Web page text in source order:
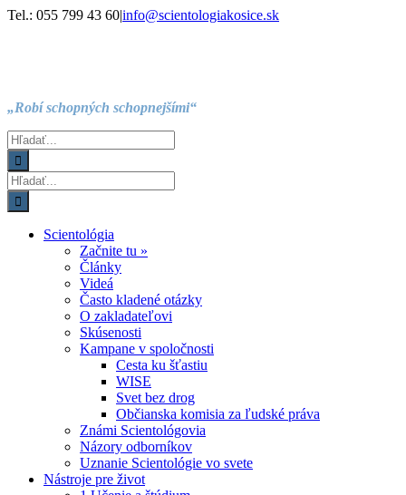
Skip
Facebook
Instagram
YouTube
Tel.: 055 799 43 60|info@scientologiakosice.sk
„Robí schopných schopnejšími“
Hľadať:
Hľadať:
Scientológia
Začnite tu »
Články
Videá
Často kladené otázky
O zakladateľovi
Skúsenosti
Kampane v spoločnosti
Cesta ku šťastiu
WISE
Svet bez drog
Občianska komisia za ľudské práva
Známi Scientológovia
Názory odborníkov
Uznanie Scientológie vo svete
Nástroje pre život